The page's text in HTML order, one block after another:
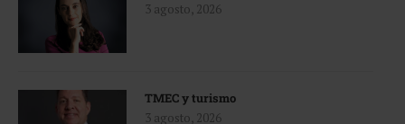
3 agosto, 2026
TMEC y turismo
3 agosto, 2026